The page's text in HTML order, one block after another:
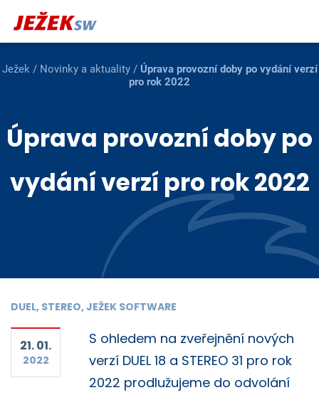
Ježek/ Novinky a aktuality/ Úprava provozní doby po vydání verzí
pro rok 2022
Úprava provozní doby po
vydání verzí pro rok 2022
DUEL, STEREO, JEŽEK SOFTWARE
21. 01.
2022
S ohledem na zveřejnění nových
verzí DUEL 18 a STEREO 31 pro rok
2022 prodlužujeme do odvolání